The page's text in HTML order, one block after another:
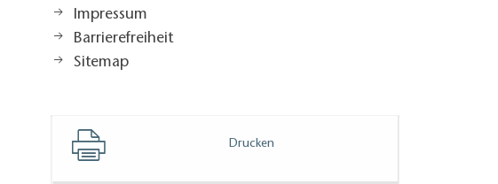
Impressum
Barrierefreiheit
Sitemap
Drucken